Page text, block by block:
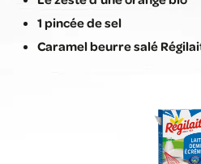
1 pincée de sel
Caramel beurre salé